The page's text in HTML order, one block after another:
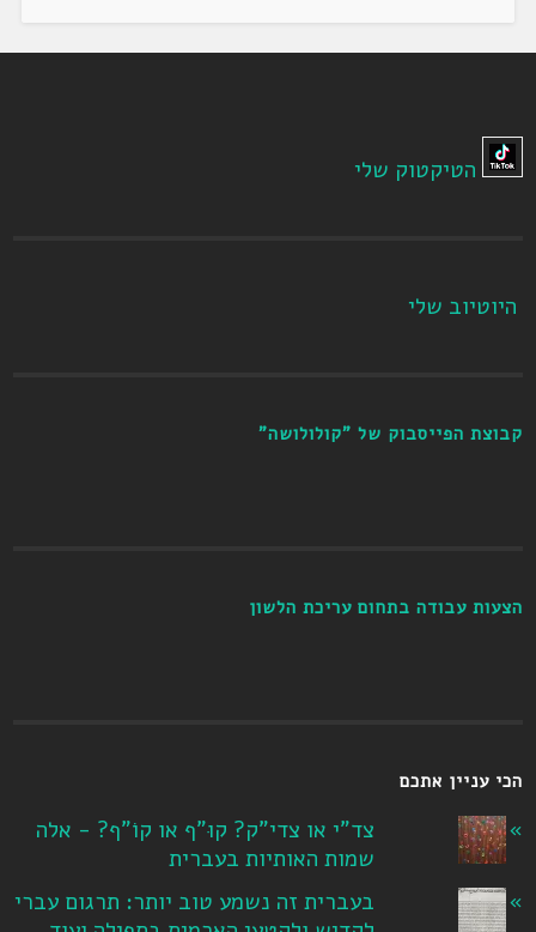
הטיקטוק שלי
היוטיוב שלי
קבוצת הפייסבוק של "קולולושה"
הצעות עבודה בתחום עריכת הלשון
הכי עניין אתכם
צד"י או צדי"ק? קוּ"ף או קוֹ"ף? - אלה
שמות האותיות בעברית
בעברית זה נשמע טוב יותר: תרגום עברי